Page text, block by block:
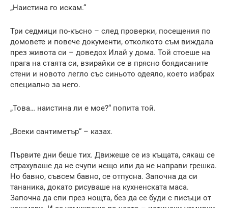
„Наистина го искам.“
Три седмици по-късно – след проверки, посещения по
домовете и повече документи, отколкото съм виждала
през живота си – доведох Илай у дома. Той стоеше на
прага на стаята си, взирайки се в прясно боядисаните
стени и новото легло със синьото одеяло, което избрах
специално за него.
„Това… наистина ли е мое?“ попита той.
„Всеки сантиметър“ – казах.
Първите дни беше тих. Движеше се из къщата, сякаш се
страхуваше да не счупи нещо или да не направи грешка.
Но бавно, съвсем бавно, се отпусна. Започна да си
тананика, докато рисуваше на кухненската маса.
Започна да спи през нощта, без да се буди с писъци от